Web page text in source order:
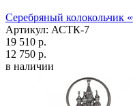
Серебряный колокольчик
Артикул: АСТК-7
19 510 р.
12 750 р.
в наличии